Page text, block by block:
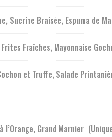
Sucrine Braisée, Espuma de
Fraîches, Mayonnaise
et Truffe, Salade
Grand Marnier